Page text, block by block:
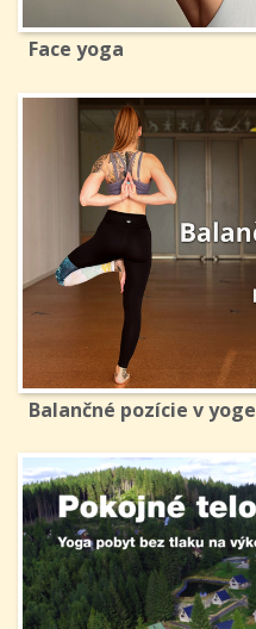
Face yoga
Balančné pozície v yoge